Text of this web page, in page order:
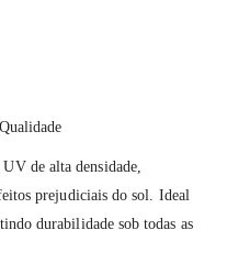
de alta densidade,
prejudiciais do sol. Ideal
durabilidade sob todas as